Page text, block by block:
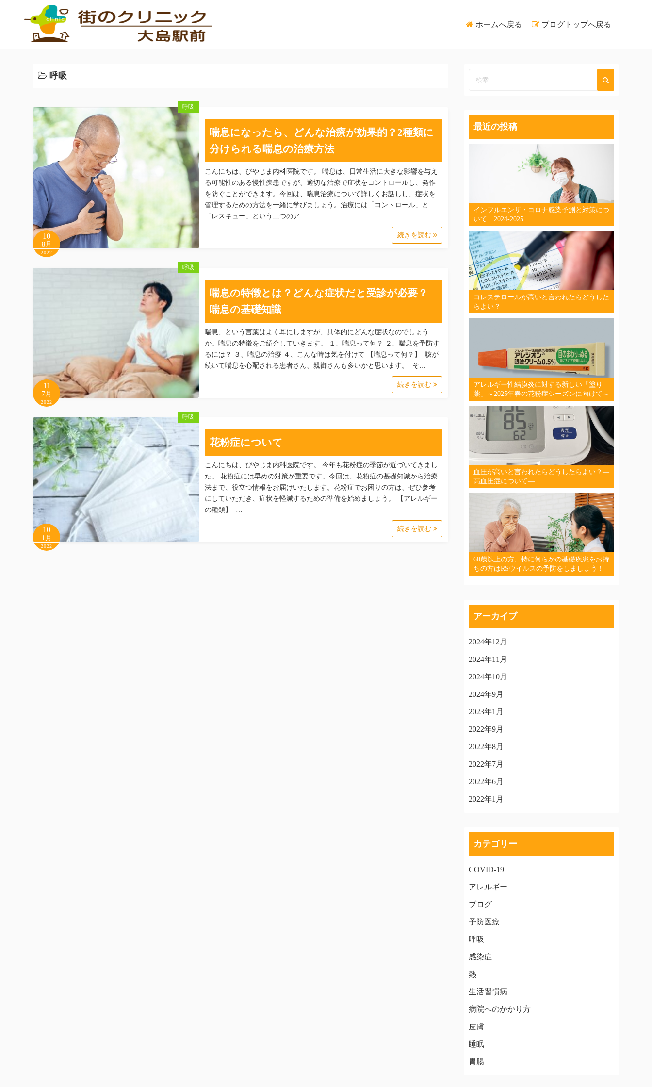
ホームへ戻る ブログトップへ戻る
呼吸
呼吸
10
8月
2022
喘息になったら、どんな治療が効果的？2種類に
分けられる喘息の治療方法
こんにちは、びやじま内科医院です。 喘息は、日常生活に大きな影響を与え
る可能性のある慢性疾患ですが、適切な治療で症状をコントロールし、発作
を防ぐことができます。今回は、喘息治療について詳しくお話しし、症状を
管理するための方法を一緒に学びましょう。治療には「コントロール」と
「レスキュー」という二つのア…
続きを読む
呼吸
11
7月
2022
喘息の特徴とは？どんな症状だと受診が必要？
喘息の基礎知識
喘息、という言葉はよく耳にしますが、具体的にどんな症状なのでしょう
か。喘息の特徴をご紹介していきます。 １、喘息って何？ ２、喘息を予防す
るには？ ３、喘息の治療 ４、こんな時は気を付けて 【喘息って何？】 咳が
続いて喘息を心配される患者さん、親御さんも多いかと思います。 そ…
続きを読む
呼吸
10
1月
2022
花粉症について
こんにちは、びやじま内科医院です。 今年も花粉症の季節が近づいてきまし
た。 花粉症には早めの対策が重要です。今回は、花粉症の基礎知識から治療
法まで、役立つ情報をお届けいたします。花粉症でお困りの方は、ぜひ参考
にしていただき、症状を軽減するための準備を始めましょう。 【アレルギー
の種類】 …
続きを読む
最近の投稿
インフルエンザ・コロナ感染予測と対策につ
いて 2024-2025
コレステロールが高いと言われたらどうした
らよい？
アレルギー性結膜炎に対する新しい「塗り
薬」～2025年春の花粉症シーズンに向けて～
血圧が高いと言われたらどうしたらよい？―
高血圧症について―
60歳以上の方、特に何らかの基礎疾患をお持
ちの方はRSウイルスの予防をしましょう！
アーカイブ
2024年12月
2024年11月
2024年10月
2024年9月
2023年1月
2022年9月
2022年8月
2022年7月
2022年6月
2022年1月
カテゴリー
COVID-19
アレルギー
ブログ
予防医療
呼吸
感染症
熱
生活習慣病
病院へのかかり方
皮膚
睡眠
胃腸